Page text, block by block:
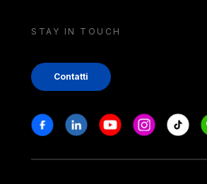
STAY IN TOUCH
Contatti
Stay in touch
FacebookLinkedinYoutubeInstagram
Tiktok